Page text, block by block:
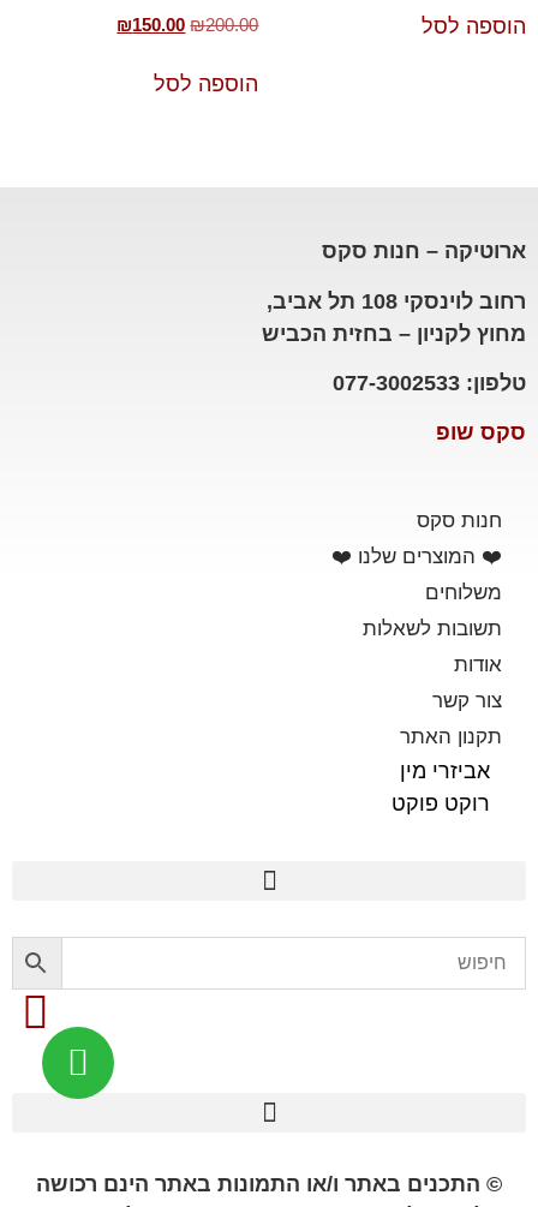
הוספה לסל ₪200.00
₪150.00
הוספה לסל
ארוטיקה – חנות סקס
רחוב לוינסקי 108 תל אביב,
מחוץ לקניון – בחזית הכביש
טלפון: 077-3002533
סקס שופ
חנות סקס
❤️ המוצרים שלנו ❤️
משלוחים
תשובות לשאלות
אודות
צור קשר
תקנון האתר
אביזרי מין
רוקט פוקט
© התכנים באתר ו/או התמונות באתר הינם רכושה